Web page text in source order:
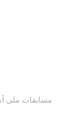
مسابقات ملی